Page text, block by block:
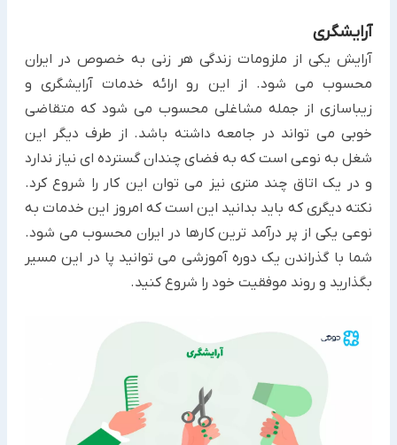
آرایشگری
آرایش یکی از ملزومات زندگی هر زنی به خصوص در ایران
محسوب می شود. از این رو ارائه خدمات آرایشگری و
زیباسازی از جمله مشاغلی محسوب می شود که متقاضی
خوبی می تواند در جامعه داشته باشد. از طرف دیگر این
شغل به نوعی است که به فضای چندان گسترده ای نیاز ندارد
و در یک اتاق چند متری نیز می توان این کار را شروع کرد.
نکته دیگری که باید بدانید این است که امروز این خدمات به
نوعی یکی از پر درآمد ترین کارها در ایران محسوب می شود.
شما با گذراندن یک دوره آموزشی می توانید پا در این مسیر
بگذارید و روند موفقیت خود را شروع کنید.